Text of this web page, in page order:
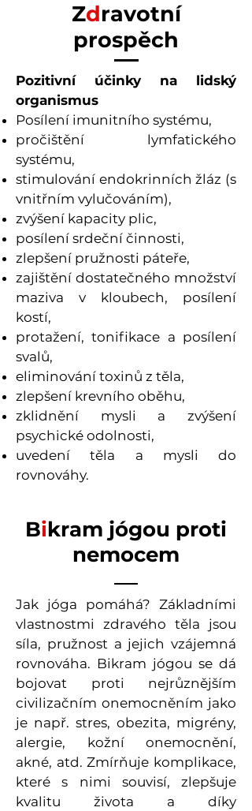
Zdravotní
prospěch
Pozitivní účinky na lidský
organismus
Posílení imunitního systému,
pročištění lymfatického
systému,
stimulování endokrinních žláz (s
vnitřním vylučováním),
zvýšení kapacity plic,
posílení srdeční činnosti,
zlepšení pružnosti páteře,
zajištění dostatečného množství
maziva v kloubech, posílení
kostí,
protažení, tonifikace a posílení
svalů,
eliminování toxinů z těla,
zlepšení krevního oběhu,
zklidnění mysli a zvýšení
psychické odolnosti,
uvedení těla a mysli do
rovnováhy.
Bikram jógou proti
nemocem
Jak jóga pomáhá? Základními
vlastnostmi zdravého těla jsou
síla, pružnost a jejich vzájemná
rovnováha. Bikram jógou se dá
bojovat proti nejrůznějším
civilizačním onemocněním jako
je např. stres, obezita, migrény,
alergie, kožní onemocnění,
akné, atd. Zmírňuje komplikace,
které s nimi souvisí, zlepšuje
kvalitu života a díky